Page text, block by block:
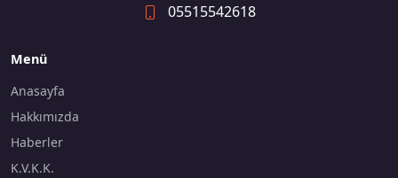
05515542618
Menü
Anasayfa
Hakkımızda
Haberler
K.V.K.K.